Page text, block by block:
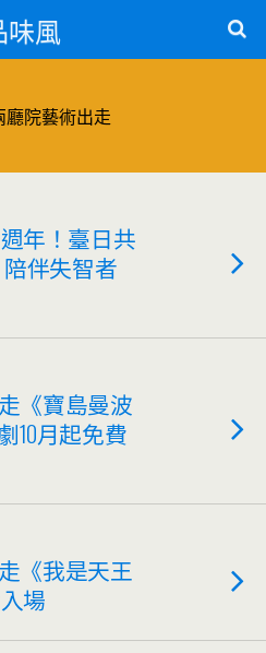
味風
廳院藝術出走
年！臺日共
伴失智者
《寶島曼波
10月起免費
《我是天王
場